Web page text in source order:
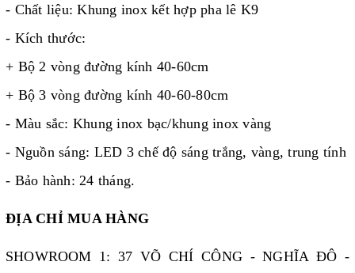
- Chất liệu: Khung inox kết hợp pha lê K9
- Kích thước:
+ Bộ 2 vòng đường kính 40-60cm
+ Bộ 3 vòng đường kính 40-60-80cm
- Màu sắc: Khung inox bạc/khung inox vàng
- Nguồn sáng: LED 3 chế độ sáng trắng, vàng, trung tính
- Bảo hành: 24 tháng.
ĐỊA CHỈ MUA HÀNG
SHOWROOM 1: 37 VÕ CHÍ CÔNG - NGHĨA ĐÔ -